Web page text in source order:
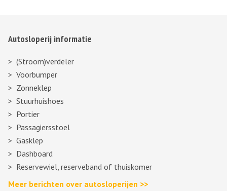
Autosloperij informatie
(Stroom)verdeler
Voorbumper
Zonneklep
Stuurhuishoes
Portier
Passagiersstoel
Gasklep
Dashboard
Reservewiel, reserveband of thuiskomer
Meer berichten over autosloperijen >>